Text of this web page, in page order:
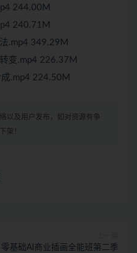
244.00M
240.71M
.mp4 349.29M
变.mp4 226.37M
.mp4 224.50M
以及用户发布，如对资源有争
架！
零基础AI商业插画全能班第二季